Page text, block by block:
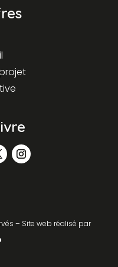
– Site web réalisé par